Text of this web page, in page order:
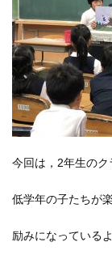
今回は，2年生のク
低学年の子たちが
励みになっている